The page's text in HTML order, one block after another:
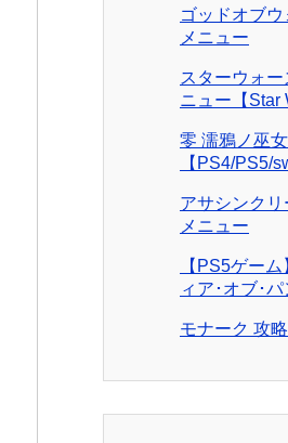
ゴッドオブ
メニュー
スターウォ
ニュー【Star
零 濡鴉ノ巫
【PS4/PS5/
アサシンク
メニュー
【PS5ゲー
ィア･オブ･
モナーク 攻